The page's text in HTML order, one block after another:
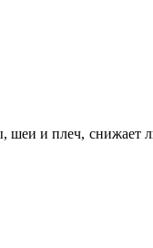
шеи и плеч,